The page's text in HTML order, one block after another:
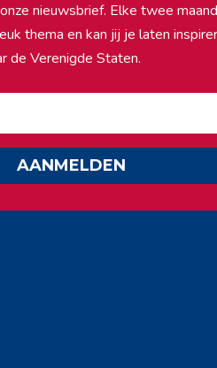
nieuwsbrief. Elke twee
thema en kan jij je laten
de Verenigde Staten.
AANMELDEN